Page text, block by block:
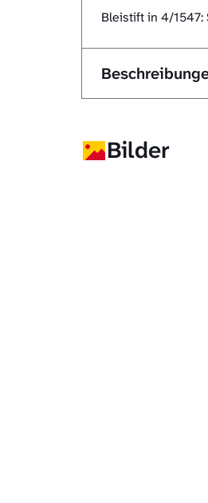
Bleistift in 4/1547:
Bilder